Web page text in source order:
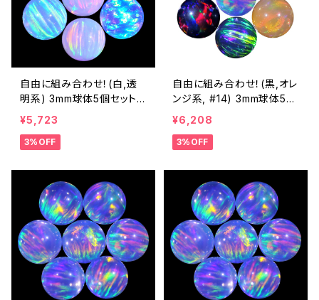
自由に組み合わせ！(白,透
明系) 3mm球体5個セット -
耐熱ガラス / ボロシリケイ
トガラス（COE33）専用 ＊ご
注文時の備考欄に組み合わ
ください。
¥5,723
3%OFF
自由に組み合わせ！(黒,オレ
ンジ系, #14) 3mm球体5個
セット - 耐熱ガラス / ボロ
シリケイトガラス（COE33）
専用 ＊ご注文時の備考欄に
をご記入ください。
¥6,208
3%OFF